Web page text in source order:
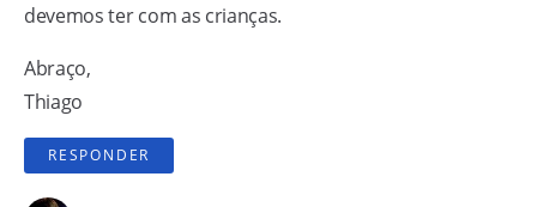
devemos ter com as crianças.
Abraço,
Thiago
RESPONDER